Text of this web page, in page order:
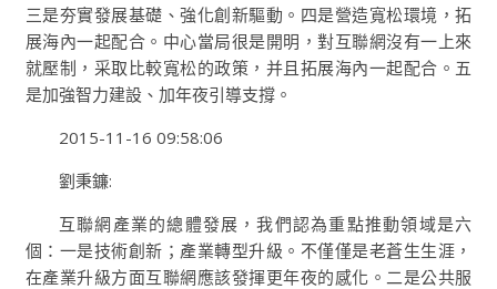
三是夯實發展基礎、強化創新驅動。四是營造寬松環境，拓
展海內一起配合。中心當局很是開明，對互聯網沒有一上來
就壓制，采取比較寬松的政策，并且拓展海內一起配合。五
是加強智力建設、加年夜引導支撐。
2015-11-16 09:58:06
劉秉鐮:
互聯網產業的總體發展，我們認為重點推動領域是六
個：一是技術創新；產業轉型升級。不僅僅是老蒼生生涯，
在產業升級方面互聯網應該發揮更年夜的感化。二是公共服